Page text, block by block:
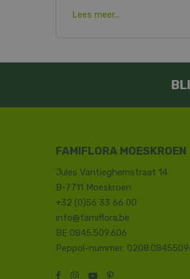
Lees meer...
FAMIFLORA MOESKROEN
Jules Vantieghemstraat 14
B-7711 Moeskroen
+32 (0)56 33 66 00
info@famiflora.be
BE 0845.509.606
Peppol-nummer: